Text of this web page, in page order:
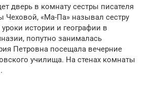
дверь в комнату сестры писателя
Чеховой, «Ма-Па» называл сестру
истории и географии в
попутно занималась
Петровна посещала вечерние
училища. На стенах комнаты